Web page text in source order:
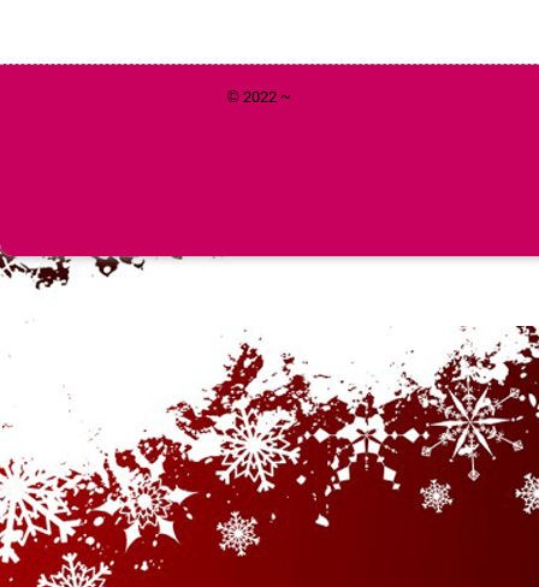
© 2022 ~